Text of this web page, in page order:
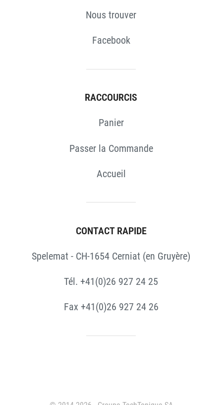
Nous trouver
Facebook
RACCOURCIS
Panier
Passer la Commande
Accueil
CONTACT RAPIDE
Spelemat - CH-1654 Cerniat (en Gruyère)
Tél. +41(0)26 927 24 25
Fax +41(0)26 927 24 26